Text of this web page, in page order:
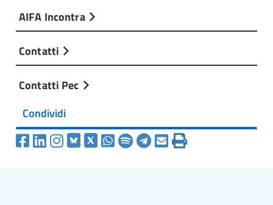
AIFA Incontra
Contatti
Contatti Pec
Condividi